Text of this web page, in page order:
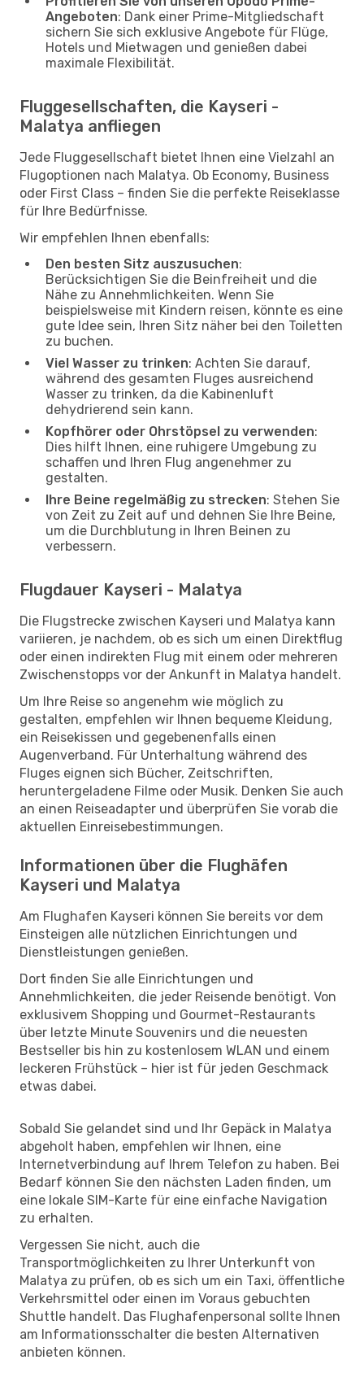
Angeboten: Dank einer Prime-Mitgliedschaft
sichern Sie sich exklusive Angebote für Flüge,
Hotels und Mietwagen und genießen dabei
maximale Flexibilität.
Fluggesellschaften, die Kayseri -
Malatya anfliegen
Jede Fluggesellschaft bietet Ihnen eine Vielzahl an
Flugoptionen nach Malatya. Ob Economy, Business
oder First Class – finden Sie die perfekte Reiseklasse
für Ihre Bedürfnisse.
Wir empfehlen Ihnen ebenfalls:
Den besten Sitz auszusuchen:
Berücksichtigen Sie die Beinfreiheit und die
Nähe zu Annehmlichkeiten. Wenn Sie
beispielsweise mit Kindern reisen, könnte es eine
gute Idee sein, Ihren Sitz näher bei den Toiletten
zu buchen.
Viel Wasser zu trinken: Achten Sie darauf,
während des gesamten Fluges ausreichend
Wasser zu trinken, da die Kabinenluft
dehydrierend sein kann.
Kopfhörer oder Ohrstöpsel zu verwenden:
Dies hilft Ihnen, eine ruhigere Umgebung zu
schaffen und Ihren Flug angenehmer zu
gestalten.
Ihre Beine regelmäßig zu strecken: Stehen Sie
von Zeit zu Zeit auf und dehnen Sie Ihre Beine,
um die Durchblutung in Ihren Beinen zu
verbessern.
Flugdauer Kayseri - Malatya
Die Flugstrecke zwischen Kayseri und Malatya kann
variieren, je nachdem, ob es sich um einen Direktflug
oder einen indirekten Flug mit einem oder mehreren
Zwischenstopps vor der Ankunft in Malatya handelt.
Um Ihre Reise so angenehm wie möglich zu
gestalten, empfehlen wir Ihnen bequeme Kleidung,
ein Reisekissen und gegebenenfalls einen
Augenverband. Für Unterhaltung während des
Fluges eignen sich Bücher, Zeitschriften,
heruntergeladene Filme oder Musik. Denken Sie auch
an einen Reiseadapter und überprüfen Sie vorab die
aktuellen Einreisebestimmungen.
Informationen über die Flughäfen
Kayseri und Malatya
Am Flughafen Kayseri können Sie bereits vor dem
Einsteigen alle nützlichen Einrichtungen und
Dienstleistungen genießen.
Dort finden Sie alle Einrichtungen und
Annehmlichkeiten, die jeder Reisende benötigt. Von
exklusivem Shopping und Gourmet-Restaurants
über letzte Minute Souvenirs und die neuesten
Bestseller bis hin zu kostenlosem WLAN und einem
leckeren Frühstück – hier ist für jeden Geschmack
etwas dabei.
Sobald Sie gelandet sind und Ihr Gepäck in Malatya
abgeholt haben, empfehlen wir Ihnen, eine
Internetverbindung auf Ihrem Telefon zu haben. Bei
Bedarf können Sie den nächsten Laden finden, um
eine lokale SIM-Karte für eine einfache Navigation
zu erhalten.
Vergessen Sie nicht, auch die
Transportmöglichkeiten zu Ihrer Unterkunft von
Malatya zu prüfen, ob es sich um ein Taxi, öffentliche
Verkehrsmittel oder einen im Voraus gebuchten
Shuttle handelt. Das Flughafenpersonal sollte Ihnen
am Informationsschalter die besten Alternativen
anbieten können.